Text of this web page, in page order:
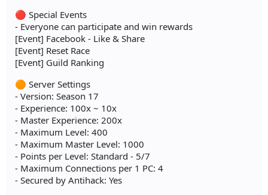
🔴 Special Events
- Everyone can participate and win rewards
[Event] Facebook - Like & Share
[Event] Reset Race
[Event] Guild Ranking
🟠 Server Settings
- Version: Season 17
- Experience: 100x ~ 10x
- Master Experience: 200x
- Maximum Level: 400
- Maximum Master Level: 1000
- Points per Level: Standard - 5/7
- Maximum Connections per 1 PC: 4
- Secured by Antihack: Yes